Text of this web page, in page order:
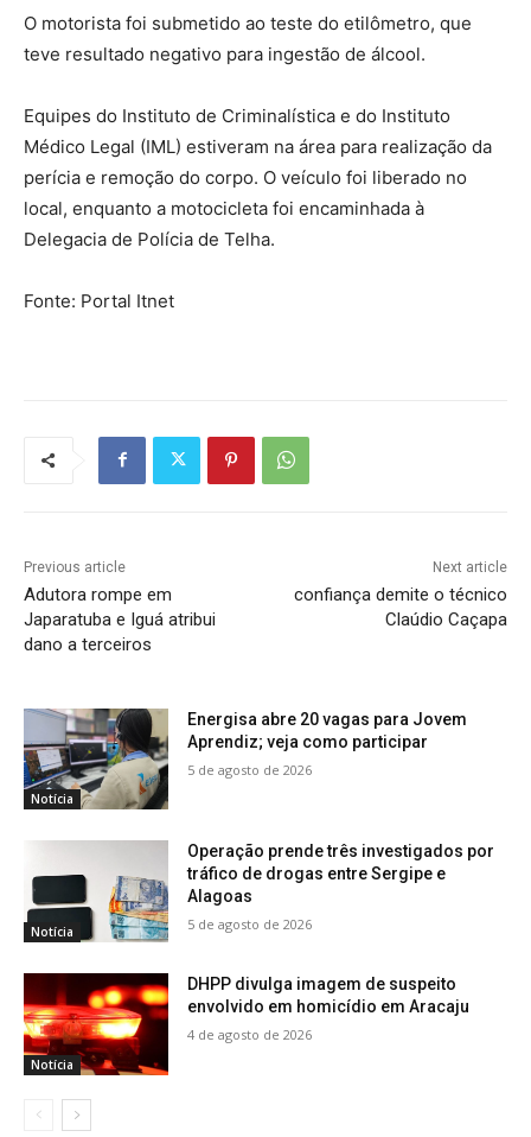
O motorista foi submetido ao teste do etilômetro, que
teve resultado negativo para ingestão de álcool.
Equipes do Instituto de Criminalística e do Instituto
Médico Legal (IML) estiveram na área para realização da
perícia e remoção do corpo. O veículo foi liberado no
local, enquanto a motocicleta foi encaminhada à
Delegacia de Polícia de Telha.
Fonte: Portal Itnet
Previous article
Adutora rompe em
Japaratuba e Iguá atribui
dano a terceiros
Next article
confiança demite o técnico
Claúdio Caçapa
Notícia
Energisa abre 20 vagas para Jovem
Aprendiz; veja como participar
5 de agosto de 2026
Notícia
Operação prende três investigados por
tráfico de drogas entre Sergipe e
Alagoas
5 de agosto de 2026
Notícia
DHPP divulga imagem de suspeito
envolvido em homicídio em Aracaju
4 de agosto de 2026